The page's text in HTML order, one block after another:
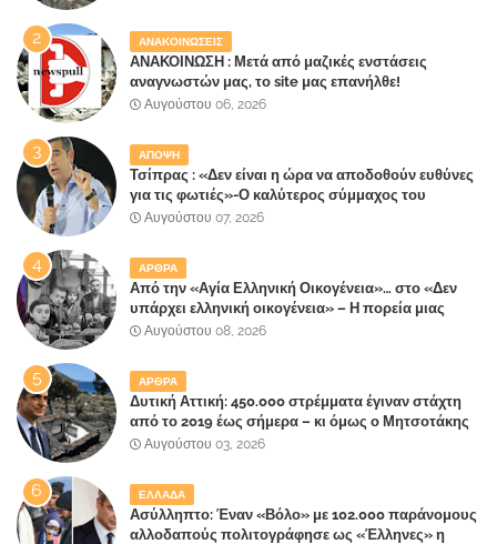
ΑΝΑΚΟΙΝΩΣΕΙΣ
ΑΝΑΚΟΙΝΩΣΗ : Μετά από μαζικές ενστάσεις
αναγνωστών μας, το site μας επανήλθε!
Αυγούστου 06, 2026
ΑΠΟΨΗ
Τσίπρας : «Δεν είναι η ώρα να αποδοθούν ευθύνες
για τις φωτιές»-Ο καλύτερος σύμμαχος του
Μητσοτάκη
Αυγούστου 07, 2026
ΑΡΘΡΑ
Από την «Αγία Ελληνική Οικογένεια»… στο «Δεν
υπάρχει ελληνική οικογένεια» – Η πορεία μιας
κοινωνίας που κινδυνεύει να ξεχάσει ποια είναι
Αυγούστου 08, 2026
ΑΡΘΡΑ
Δυτική Αττική: 450.000 στρέμματα έγιναν στάχτη
από το 2019 έως σήμερα – κι όμως ο Μητσοτάκης
έλαβε 40% και 45% στις εκλογές του 2023,ενώ 50%
Αυγούστου 03, 2026
ΕΛΛΑΔΑ
Ασύλληπτο: Έναν «Βόλο» με 102.000 παράνομους
αλλοδαπούς πολιτογράφησε ως «Έλληνες» η